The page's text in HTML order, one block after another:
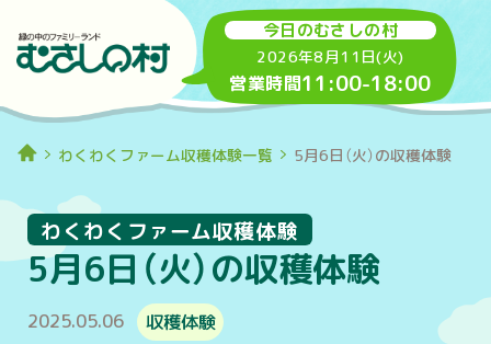
今日のむさしの村
2026年8月11日(火)
営業時間11:00-18:00
わくわくファーム収穫体験一覧 5月6日（火）の収穫体験
5月6日（火）の収穫体験
わくわくファーム収穫体験
2025.05.06 収穫体験